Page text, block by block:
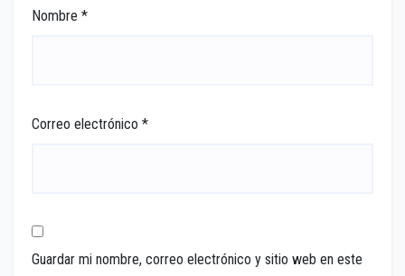
Nombre *
Correo electrónico *
Guardar mi nombre, correo electrónico y sitio web en este